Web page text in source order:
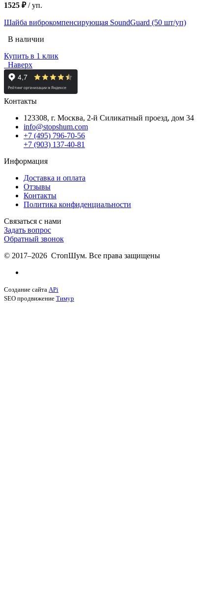
1525 ₽/уп.
Шайба виброкомпенсирующая SoundGuard (50 шт/уп)
В наличии
Купить в 1 клик
Наверх
Контакты
123308, г. Москва, 2-й Силикатный проезд, дом 34
info@stopshum.com
+7 (495) 796-70-56
+7 (903) 137-40-81
Информация
Доставка и оплата
Отзывы
Контакты
Политика конфиденциальности
Связаться с нами
Задать вопрос
Обратный звонок
© 2017–2026 СтопШум. Все права защищены
Создание сайта APi
SEO продвижение Тимур